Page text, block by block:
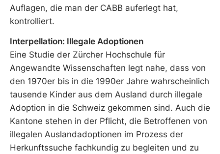
Auflagen, die man der CABB auferlegt hat,
kontrolliert.
Interpellation: Illegale Adoptionen
Eine Studie der Zürcher Hochschule für
Angewandte Wissenschaften legt nahe, dass von
den 1970er bis in die 1990er Jahre wahrscheinlich
tausende Kinder aus dem Ausland durch illegale
Adoption in die Schweiz gekommen sind. Auch die
Kantone stehen in der Pflicht, die Betroffenen von
illegalen Auslandadoptionen im Prozess der
Herkunftssuche fachkundig zu begleiten und zu